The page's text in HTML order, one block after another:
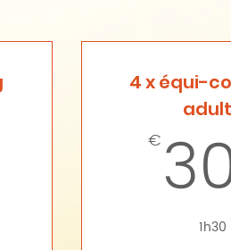
4 x équi-
€
1h30